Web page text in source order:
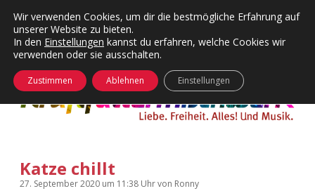
Kategorien
Menü
24 Hours Chilling
Die Wende
KFMW-Disco
Dates
öffnen
Katze chillt
27. September 2020 um 11:38 Uhrvon Ronny
Wir verwenden Cookies, um dir die bestmögliche Erfahrung auf
unserer Website zu bieten.
In den Einstellungen kannst du erfahren, welche Cookies wir
verwenden oder sie ausschalten.
Zustimmen Ablehnen Einstellungen